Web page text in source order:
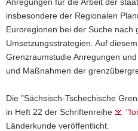
insbesondere der Regionalen
Euroregionen bei der Suche nach
Umsetzungsstrategien. Auf
Grenzraumstudie Anregungen
und Maßnahmen der
Die "Sächsisch-Tschechische
in Heft 22 der Schriftenreihe
Länderkunde veröffentlicht.